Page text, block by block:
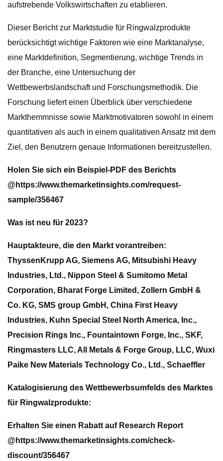
aufstrebende Volkswirtschaften zu etablieren.
Dieser Bericht zur Marktstudie für Ringwalzprodukte
berücksichtigt wichtige Faktoren wie eine Marktanalyse,
eine Marktdefinition, Segmentierung, wichtige Trends in
der Branche, eine Untersuchung der
Wettbewerbslandschaft und Forschungsmethodik. Die
Forschung liefert einen Überblick über verschiedene
Markthemmnisse sowie Marktmotivatoren sowohl in einem
quantitativen als auch in einem qualitativen Ansatz mit dem
Ziel, den Benutzern genaue Informationen bereitzustellen.
Holen Sie sich ein Beispiel-PDF des Berichts
@ https://www.themarketinsights.com/request-
sample/356467
Was ist neu für 2023?
Hauptakteure, die den Markt vorantreiben:
ThyssenKrupp AG, Siemens AG, Mitsubishi Heavy
Industries, Ltd., Nippon Steel & Sumitomo Metal
Corporation, Bharat Forge Limited, Zollern GmbH &
Co. KG, SMS group GmbH, China First Heavy
Industries, Kuhn Special Steel North America, Inc.,
Precision Rings Inc., Fountaintown Forge, Inc., SKF,
Ringmasters LLC, All Metals & Forge Group, LLC, Wuxi
Paike New Materials Technology Co., Ltd., Schaeffler
Katalogisierung des Wettbewerbsumfelds des Marktes
für Ringwalzprodukte:
Erhalten Sie einen Rabatt auf Research Report
@ https://www.themarketinsights.com/check-
discount/356467